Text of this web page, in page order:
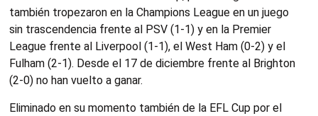
también tropezaron en la Champions League en un juego
sin trascendencia frente al PSV (1-1) y en la Premier
League frente al Liverpool (1-1), el West Ham (0-2) y el
Fulham (2-1). Desde el 17 de diciembre frente al Brighton
(2-0) no han vuelto a ganar.
Eliminado en su momento también de la EFL Cup por el